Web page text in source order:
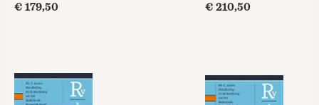
€ 179,50
€ 210,50